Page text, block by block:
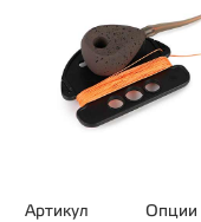
Артикул Опции